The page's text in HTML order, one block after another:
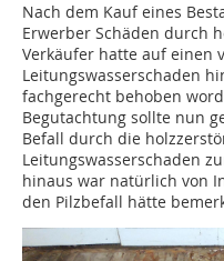
Nach dem Kauf eines
Erwerber Schäden durch
Verkäufer hatte auf einen
Leitungswasserschaden
fachgerecht behoben
Begutachtung sollte nun
Befall durch die
Leitungswasserschaden
hinaus war natürlich von
den Pilzbefall hätte